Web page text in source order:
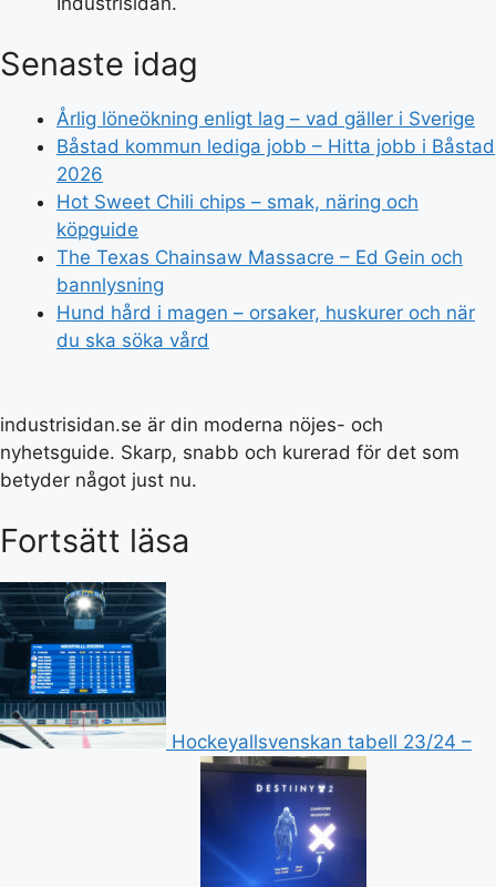
Senaste idag
Årlig löneökning enligt lag – vad gäller i Sverige
Båstad kommun lediga jobb – Hitta jobb i Båstad
2026
Hot Sweet Chili chips – smak, näring och
köpguide
The Texas Chainsaw Massacre – Ed Gein och
bannlysning
Hund hård i magen – orsaker, huskurer och när
du ska söka vård
industrisidan.se är din moderna nöjes- och
nyhetsguide. Skarp, snabb och kurerad för det som
betyder något just nu.
Fortsätt läsa
Hockeyallsvenskan tabell 23/24 –